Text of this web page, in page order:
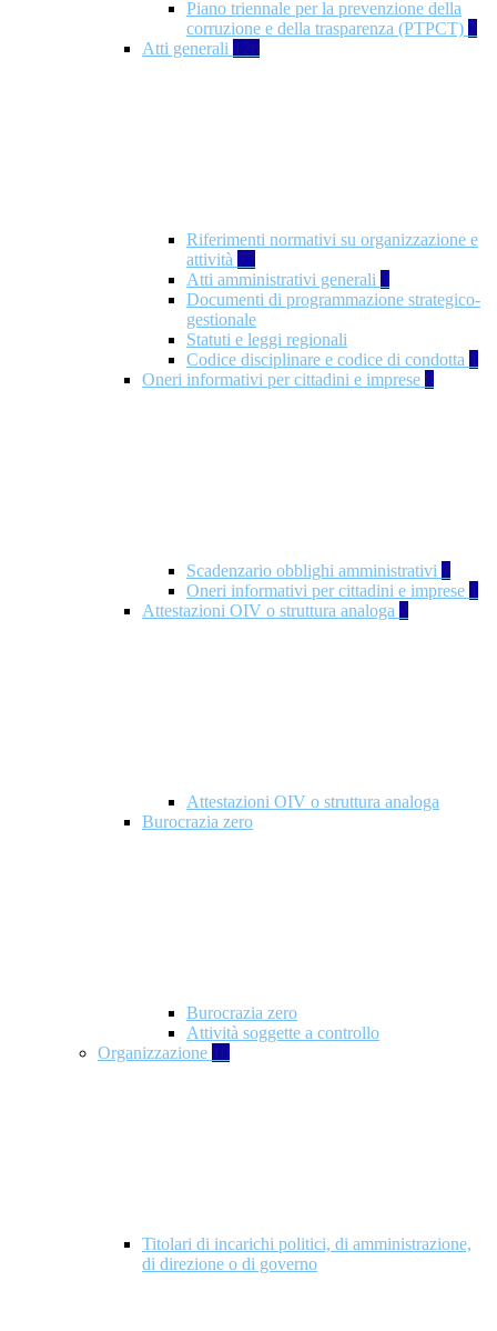
Piano triennale per la prevenzione della
corruzione e della trasparenza (PTPCT) 2
Atti generali 126
Riferimenti normativi su organizzazione e
attività 77
Atti amministrativi generali 3
Documenti di programmazione strategico-
gestionale
Statuti e leggi regionali
Codice disciplinare e codice di condotta 1
Oneri informativi per cittadini e imprese 8
Scadenzario obblighi amministrativi 1
Oneri informativi per cittadini e imprese 1
Attestazioni OIV o struttura analoga 2
Attestazioni OIV o struttura analoga
Burocrazia zero
Burocrazia zero
Attività soggette a controllo
Organizzazione 10
Titolari di incarichi politici, di amministrazione,
di direzione o di governo